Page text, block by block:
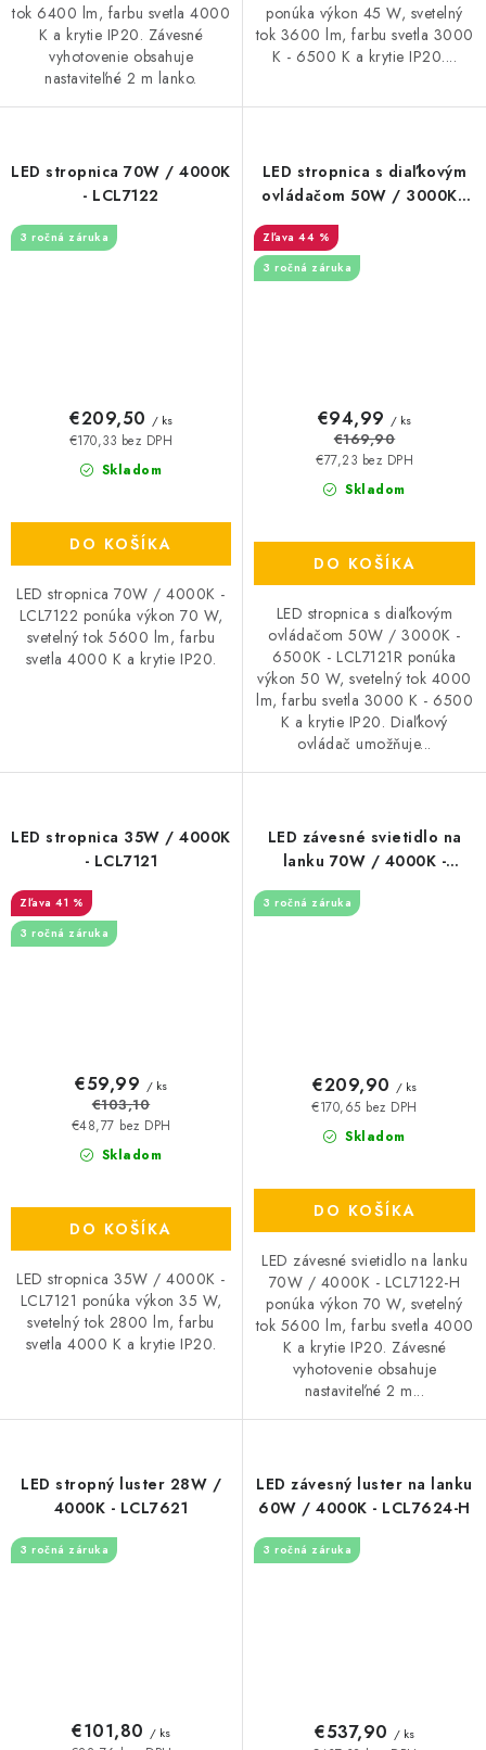
tok 6400 lm, farbu svetla 4000
K a krytie IP20. Závesné
vyhotovenie obsahuje
nastaviteľné 2 m lanko.
ponúka výkon 45 W, svetelný
tok 3600 lm, farbu svetla 3000
K - 6500 K a krytie IP20....
LED stropnica 70W / 4000K
- LCL7122
3 ročná záruka
Skladom
€170,33 bez DPH
€209,50 / ks
DO KOŠÍKA
LED stropnica 70W / 4000K -
LCL7122 ponúka výkon 70 W,
svetelný tok 5600 lm, farbu
svetla 4000 K a krytie IP20.
LED stropnica s diaľkovým
ovládačom 50W / 3000K -
44 %
3 ročná záruka
Skladom
€77,23 bez DPH
€94,99 / ks
€169,90
DO KOŠÍKA
LED stropnica s diaľkovým
ovládačom 50W / 3000K -
6500K - LCL7121R ponúka
výkon 50 W, svetelný tok 4000
lm, farbu svetla 3000 K - 6500
K a krytie IP20. Diaľkový
ovládač umožňuje...
LED stropnica 35W / 4000K
- LCL7121
41 %
3 ročná záruka
Skladom
€48,77 bez DPH
€59,99 / ks
€103,10
DO KOŠÍKA
LED stropnica 35W / 4000K -
LCL7121 ponúka výkon 35 W,
svetelný tok 2800 lm, farbu
svetla 4000 K a krytie IP20.
LED závesné svietidlo na
lanku 70W / 4000K -
3 ročná záruka
Skladom
€170,65 bez DPH
€209,90 / ks
DO KOŠÍKA
LED závesné svietidlo na lanku
70W / 4000K - LCL7122-H
ponúka výkon 70 W, svetelný
tok 5600 lm, farbu svetla 4000
K a krytie IP20. Závesné
vyhotovenie obsahuje
nastaviteľné 2 m...
LED stropný luster 28W /
4000K - LCL7621
3 ročná záruka
€101,80 / ks
LED závesný luster na lanku
60W / 4000K - LCL7624-H
3 ročná záruka
€537,90 / ks